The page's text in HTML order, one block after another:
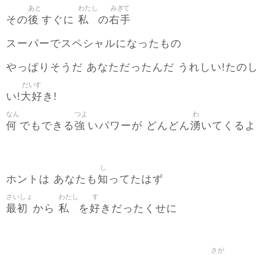
その後
あと
すぐに 私
わたし
の右手
みぎて
スーパーでスペシャルになったもの
やっぱりそうだ あなただったんだ うれしい!たのし
い!大好
だいす
き!
何
なん
でもできる強
つよ
いパワーが どんどん湧
わ
いてくるよ
ホントは あなたも知
し
ってたはず
最初
さいしょ
から 私
わたし
を好
す
きだったくせに
さが